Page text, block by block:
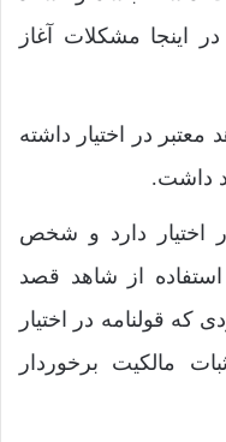
اینجا مشکلات آغاز
در اختیار داشته
داشت.
اختیار دارد و شخص
از شاهد قصد
که قولنامه در اختیار
مالکیت برخوردار